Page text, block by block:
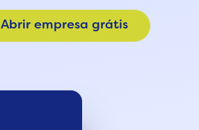
Abrir empresa grátis